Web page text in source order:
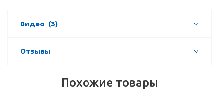
Видео (3)
Отзывы
Похожие товары